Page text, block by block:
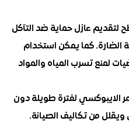
حماية ضد التآكل
كما يمكن استخدام
تسرب المياه والمواد
لفترة طويلة دون
تكاليف الصيانة.